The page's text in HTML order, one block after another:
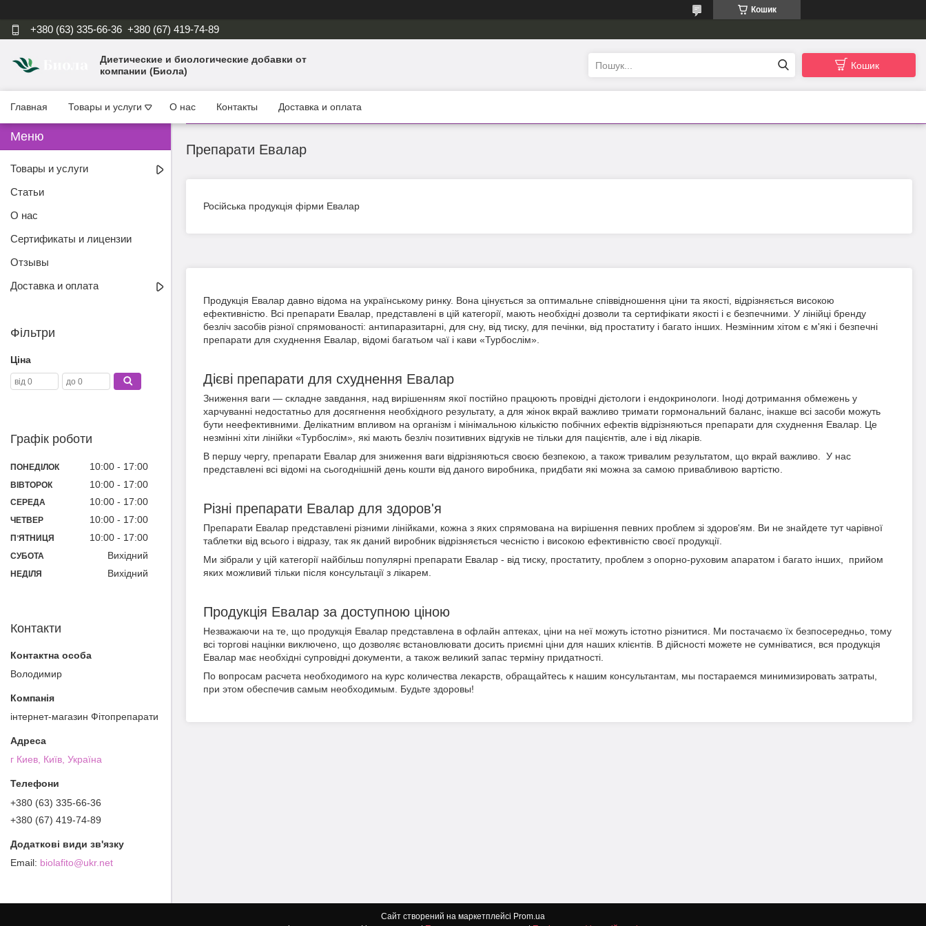
Кошик
+380 (63) 335-66-36 +380 (67) 419-74-89
Диетические и биологические добавки от
компании (Биола)
Кошик
Главная Товары и услуги О нас Контакты Доставка и оплата
Препарати Евалар
Російська продукція фірми Евалар
Продукція Евалар давно відома на українському ринку. Вона цінується за оптимальне співвідношення ціни та якості, відрізняється високою
ефективністю. Всі препарати Евалар, представлені в цій категорії, мають необхідні дозволи та сертифікати якості і є безпечними. У лінійці бренду
безліч засобів різної спрямованості: антипаразитарні, для сну, від тиску, для печінки, від простатиту і багато інших. Незмінним хітом є м'які і безпечні
препарати для схуднення Евалар, відомі багатьом чаї і кави «Турбослім».
Дієві препарати для схуднення Евалар
Зниження ваги — складне завдання, над вирішенням якої постійно працюють провідні дієтологи і ендокринологи. Іноді дотримання обмежень у
харчуванні недостатньо для досягнення необхідного результату, а для жінок вкрай важливо тримати гормональний баланс, інакше всі засоби можуть
бути неефективними. Делікатним впливом на організм і мінімальною кількістю побічних ефектів відрізняються препарати для схуднення Евалар. Це
незмінні хіти лінійки «Турбослім», які мають безліч позитивних відгуків не тільки для пацієнтів, але і від лікарів.
В першу чергу, препарати Евалар для зниження ваги відрізняються своєю безпекою, а також тривалим результатом, що вкрай важливо. У нас
представлені всі відомі на сьогоднішній день кошти від даного виробника, придбати які можна за самою привабливою вартістю.
Різні препарати Евалар для здоров'я
Препарати Евалар представлені різними лінійками, кожна з яких спрямована на вирішення певних проблем зі здоров'ям. Ви не знайдете тут чарівної
таблетки від всього і відразу, так як даний виробник відрізняється чесністю і високою ефективністю своєї продукції.
Ми зібрали у цій категорії найбільш популярні препарати Евалар - від тиску, простатиту, проблем з опорно-руховим апаратом і багато інших, прийом
яких можливий тільки після консультації з лікарем.
Продукція Евалар за доступною ціною
Незважаючи на те, що продукція Евалар представлена в офлайн аптеках, ціни на неї можуть істотно різнитися. Ми постачаємо їх безпосередньо, тому
всі торгові націнки виключено, що дозволяє встановлювати досить приємні ціни для наших клієнтів. В дійсності можете не сумніватися, вся продукція
Евалар має необхідні супровідні документи, а також великий запас терміну придатності.
По вопросам расчета необходимого на курс количества лекарств, обращайтесь к нашим консультантам, мы постараемся минимизировать затраты,
при этом обеспечив самым необходимым. Будьте здоровы!
Товары и услуги
Статьи
О нас
Сертификаты и лицензии
Отзывы
Доставка и оплата
Фільтри
Ціна
Графік роботи
ПОНЕДІЛОК 10:00 17:00
ВІВТОРОК 10:00 17:00
СЕРЕДА 10:00 17:00
ЧЕТВЕР 10:00 17:00
ПʼЯТНИЦЯ 10:00 17:00
СУБОТА Вихідний
НЕДІЛЯ Вихідний
Контакти
Володимир
інтернет-магазин Фітопрепарати
г Киев, Київ, Україна
+380 (63) 335-66-36
+380 (67) 419-74-89
biolafito@ukr.net
Сайт створений на маркетплейсі Prom.ua